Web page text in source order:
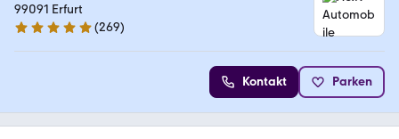
99091 Erfurt
4.9 Sterne
(269)
Kontakt Parken